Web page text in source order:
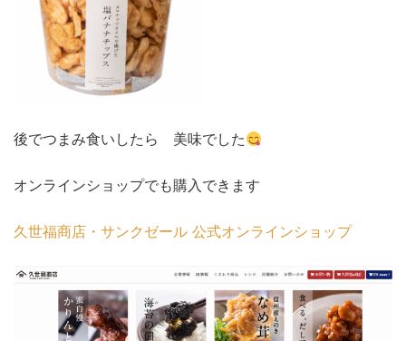
後でつまみ食いしたら 美味でした
オンラインショップでも購入できます
久世福商店・サンクゼール 公式オンラインショップ